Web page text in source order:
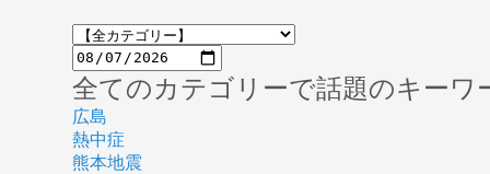
全てのカテゴリーで話題のキーワ
広島
熱中症
熊本地震